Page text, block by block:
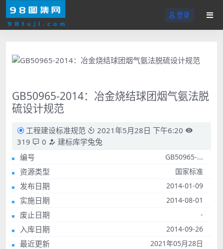
登录
GB50965-2014：冶金烧结球团烟气氨法脱
硫设计规范
工程建设标准规范
2021年5月28日 下午6:20
319
0
建标库学兔兔
编号
GB50965-...
资源类型 国家标准
发布日期 2014-01-09
实施日期 2014-08-01
废止日期 -
入库日期 2014-09-26
最近更新 2021年05月28日